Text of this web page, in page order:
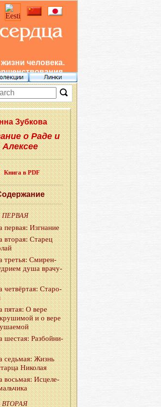
человека.
Зуб­ко­ва
о Раде и
Алексее
Книга в PDF
ПЕРВАЯ
пер­вая: Из­гна­ние
вто­рая: Ста­рец
тре­тья: Сми­рен­
душа вра­чу­
чет­вёр­тая: Ста­ро­
пятая: О вере
и о вере
ше­стая: Раз­бой­ни­
седь­мая: Жизнь
Ни­ко­лая
вось­мая: Ис­це­ле­
ВТО­РАЯ